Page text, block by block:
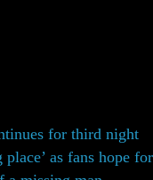
for third night
as fans hope